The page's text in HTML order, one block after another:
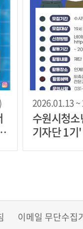
2026.01.13
수원시청
기자단 1기
이메일 무단수집